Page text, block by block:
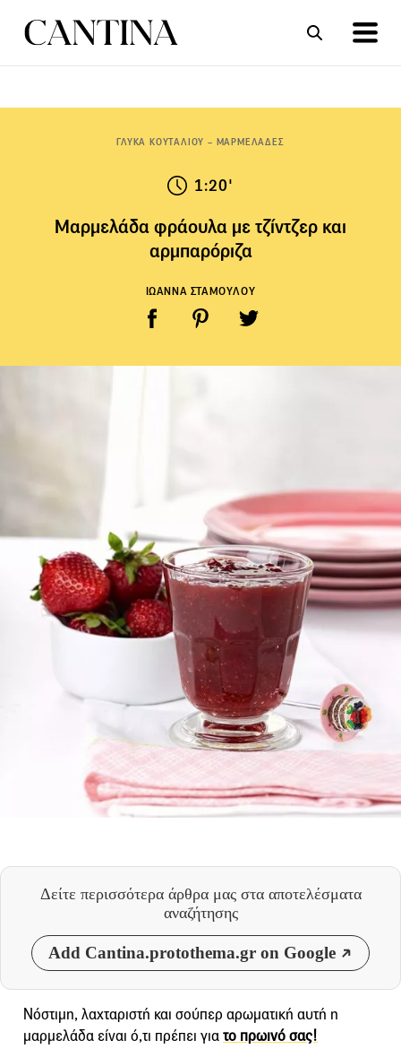
ΓΛΥΚΑ ΚΟΥΤΑΛΙΟΥ – ΜΑΡΜΕΛΑΔΕΣ
1:20'
Μαρμελάδα φράουλα με τζίντζερ και
αρμπαρόριζα
ΙΩΑΝΝΑ ΣΤΑΜΟΥΛΟΥ
Δείτε περισσότερα άρθρα μας στα αποτελέσματα
αναζήτησης
Add Cantina.protothema.gr on Google
Νόστιμη, λαχταριστή και σούπερ αρωματική αυτή η
μαρμελάδα είναι ό,τι πρέπει γιατο πρωινό σας!